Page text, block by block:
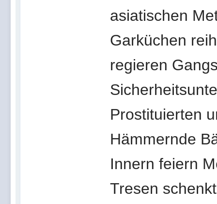
asiatischen
Garküchen
regieren
Prostituierten
Hämmernde
Innern feiern
Tresen